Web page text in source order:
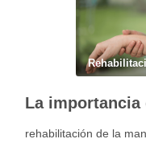
rehabilitación de la